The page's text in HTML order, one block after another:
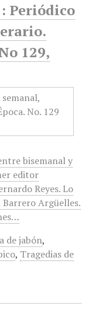
Periódico
129,
bisemanal y
editor
Reyes. Lo
Argüelles.
de jabón,
, Tragedias de